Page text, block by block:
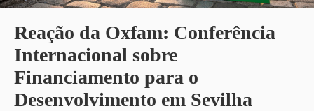
Reação da Oxfam: Conferência
Internacional sobre
Financiamento para o
Desenvolvimento em Sevilha